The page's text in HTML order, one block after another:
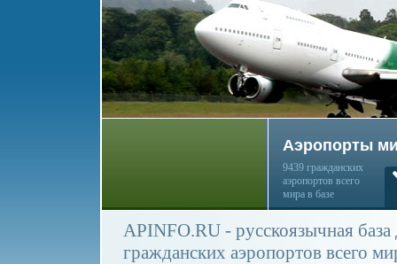
Аэропорты
9439 гражданских
аэропортов всего
мира в базе
APINFO.RU - русскоязычная
гражданских аэропортов всего